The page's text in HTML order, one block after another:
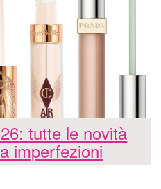
tutte le novità
imperfezioni